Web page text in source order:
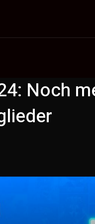
Noch